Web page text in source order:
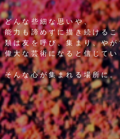
どんな些細な思いや、
能力も諦めずに描き続けるこ
類は友を呼び、集まり、や
偉大な芸術になると信じて
そんな心が集まれる場所に。